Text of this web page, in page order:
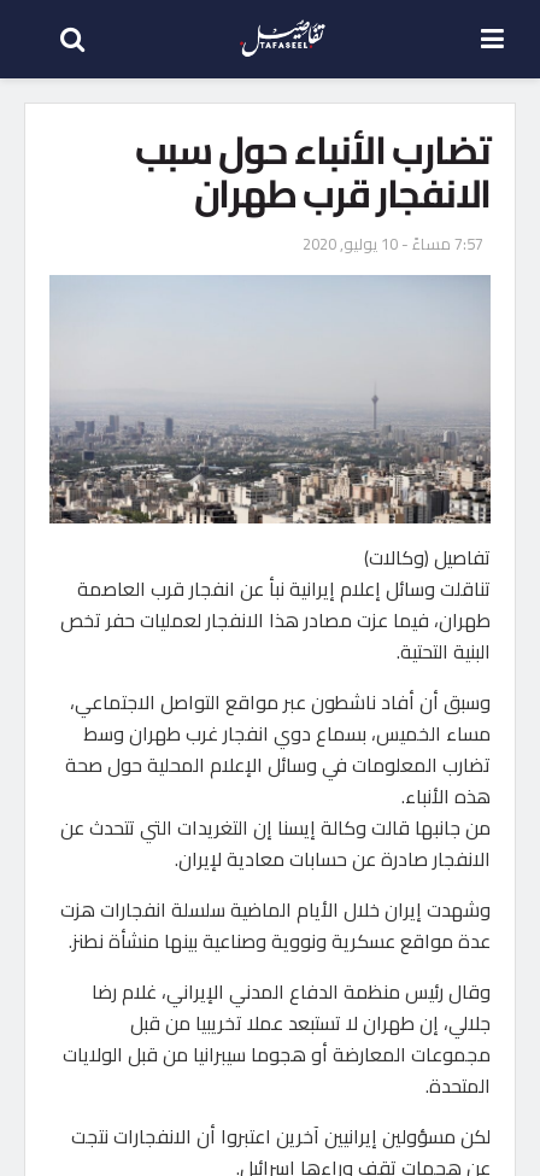
تضارب الأنباء حول سبب
الانفجار قرب طهران
7:57 مساءً - 10 يوليو, 2020
تفاصيل (وكالات)
تناقلت وسائل إعلام إيرانية نبأ عن انفجار قرب العاصمة
طهران، فيما عزت مصادر هذا الانفجار لعمليات حفر تخص
البنية التحتية.
وسبق أن أفاد ناشطون عبر مواقع التواصل الاجتماعي،
مساء الخميس، بسماع دوي انفجار غرب طهران وسط
تضارب المعلومات في وسائل الإعلام المحلية حول صحة
هذه الأنباء.
من جانبها قالت وكالة إيسنا إن التغريدات التي تتحدث عن
الانفجار صادرة عن حسابات معادية لإيران.
وشهدت إيران خلال الأيام الماضية سلسلة انفجارات هزت
عدة مواقع عسكرية ونووية وصناعية بينها منشأة نطنز.
وقال رئيس منظمة الدفاع المدني الإيراني، غلام رضا
جلالي، إن طهران لا تستبعد عملا تخريبيا من قبل
مجموعات المعارضة أو هجوما سيبرانيا من قبل الولايات
المتحدة.
لكن مسؤولين إيرانيين آخرين اعتبروا أن الانفجارات نتجت
عن هجمات تقف وراءها إسرائيل.